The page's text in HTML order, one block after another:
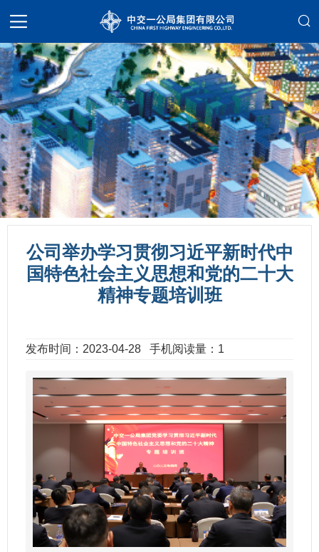
公司举办学习贯彻习近平新时代中
国特色社会主义思想和党的二十大
精神专题培训班
发布时间：2023-04-28 手机阅读量：1